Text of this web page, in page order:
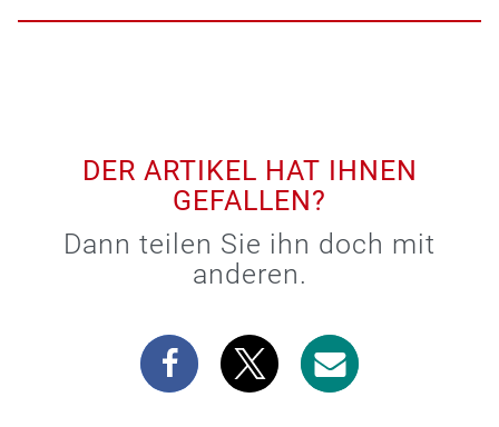
DER ARTIKEL HAT IHNEN
GEFALLEN?
Dann teilen Sie ihn doch mit
anderen.